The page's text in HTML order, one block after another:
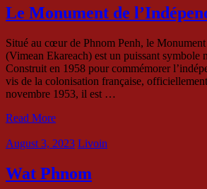
Le Monument de
Situé au cœur de Phnom Penh, le Monument
(Vimean Ekareach) est un puissant symbole
Construit en 1958 pour commémorer
vis de la colonisation française,
novembre 1953, il est …
Read More
August 3, 2023 Livoin
Wat Phnom